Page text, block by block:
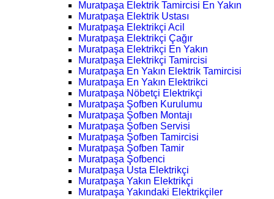
Muratpaşa Elektrik Tamircisi En Yakın
Muratpaşa Elektrik Ustası
Muratpaşa Elektrikçi Acil
Muratpaşa Elektrikçi Çağır
Muratpaşa Elektrikçi En Yakın
Muratpaşa Elektrikçi Tamircisi
Muratpaşa En Yakın Elektrik Tamircisi
Muratpaşa En Yakın Elektrikci
Muratpaşa Nöbetçi Elektrikçi
Muratpaşa Şofben Kurulumu
Muratpaşa Şofben Montajı
Muratpaşa Şofben Servisi
Muratpaşa Şofben Tamircisi
Muratpaşa Şofben Tamir
Muratpaşa Şofbenci
Muratpaşa Usta Elektrikçi
Muratpaşa Yakın Elektrikçi
Muratpaşa Yakındaki Elektrikçiler